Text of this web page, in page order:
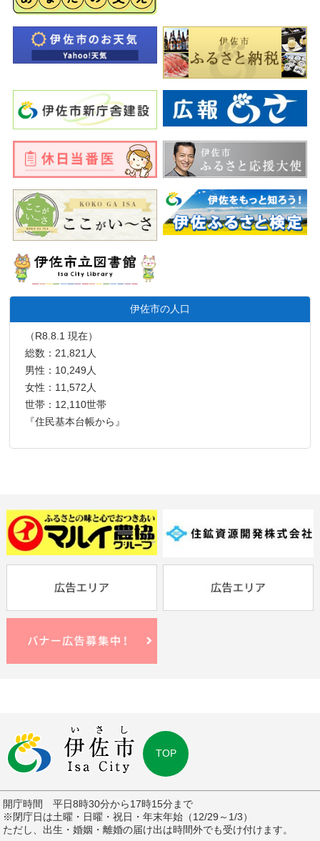
伊佐市の人口
（R8.8.1 現在）
総数：21,821人
男性：10,249人
女性：11,572人
世帯：12,110世帯
『住民基本台帳から』
TOP
開庁時間 平日8時30分から17時15分まで
※閉庁日は土曜・日曜・祝日・年末年始（12/29～1/3）
ただし、出生・婚姻・離婚の届け出は時間外でも受け付けます。